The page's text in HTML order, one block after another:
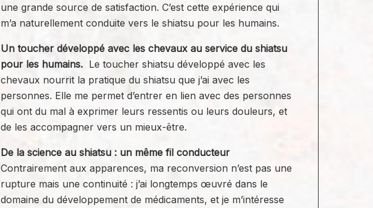
une grande source de satisfaction. C’est cette expérience qui
m’a naturellement conduite vers le shiatsu pour les humains.
Un toucher développé avec les chevaux au service du shiatsu
pour les humains. Le toucher shiatsu développé avec les
chevaux nourrit la pratique du shiatsu que j’ai avec les
personnes. Elle me permet d’entrer en lien avec des personnes
qui ont du mal à exprimer leurs ressentis ou leurs douleurs, et
de les accompagner vers un mieux-être.
De la science au shiatsu : un même fil conducteur
Contrairement aux apparences, ma reconversion n’est pas une
rupture mais une continuité : j’ai longtemps œuvré dans le
domaine du développement de médicaments, et je m’intéresse